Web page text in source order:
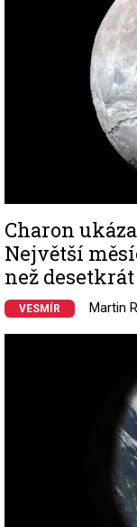
Charon
Největší
než
VESMÍR Martin